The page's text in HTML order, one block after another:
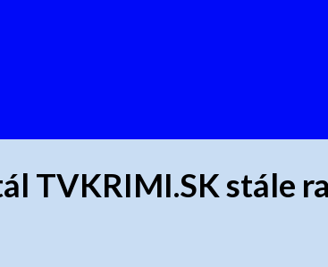
TVKRIMI.SK stále